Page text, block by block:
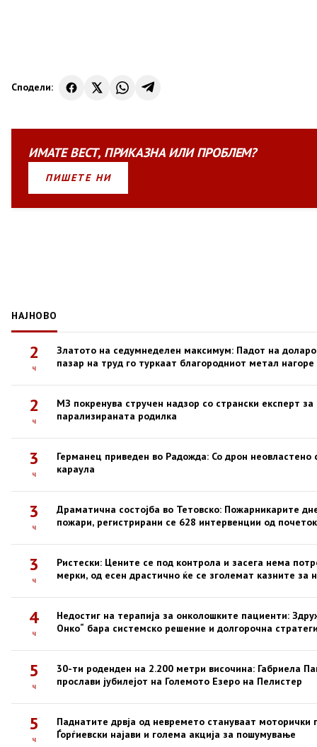
Сподели:
ИМАТЕВЕСТ, ПРИКАЗНАИЛИПРОБЛЕМ?
ПИШЕТЕ НИ
НАЈНОВО
2
ч
Златото на седумнеделен максимум: Падот на
пазар на труд го туркаат благородниот метал нагоре
2
ч
МЗ покренува стручен надзор со странски експерт
парализираната родилка
3
ч
Германец приведен во Радожда: Со дрон неовластено
караула
3
ч
Драматична состојба во Тетовско: Пожарникарите
пожари, регистрирани се 628 интервенции од
3
ч
Ристески: Цените се под контрола и засега нема
мерки, од есен драстично ќе се зголемат казните за
4
ч
Недостиг на терапија за онколошките пациенти:
Онко“ бара системско решение и долгорочна
5
ч
30-ти роденден на 2.200 метри височина: Габриела
прослави јубилејот на Големото Езеро на Пелистер
5
ч
Паднатите дрвја од невремето стануваат моторички
Ѓорѓиевски најави и голема акција за пошумување